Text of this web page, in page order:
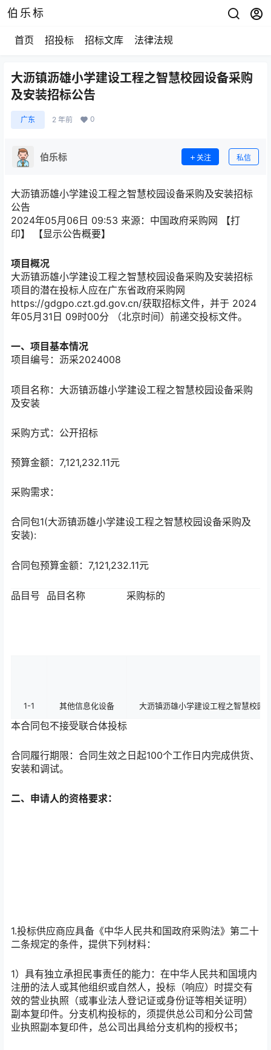
伯乐标
首页 招投标 招标文库 法律法规
大沥镇沥雄小学建设工程之智慧校园设备采购
及安装招标公告
广东 2 年前 0
伯乐标 关注 私信
大沥镇沥雄小学建设工程之智慧校园设备采购及安装招标
公告
2024年05月06日 09:53 来源： 中国政府采购网 【打
印】 【显示公告概要】
项目概况
大沥镇沥雄小学建设工程之智慧校园设备采购及安装招标
项目的潜在投标人应在广东省政府采购网
https://gdgpo.czt.gd.gov.cn/获取招标文件，并于 2024
年05月31日 09时00分
（北京时间）前递交投标文件。
一、项目基本情况
项目编号：沥采2024008
项目名称：大沥镇沥雄小学建设工程之智慧校园设备采购
及安装
采购方式：公开招标
预算金额：7,121,232.11元
采购需求：
合同包1(大沥镇沥雄小学建设工程之智慧校园设备采购及
安装):
合同包预算金额： 7,121,232.11元
品目号 品目名称 采购标的
1-1 其他信息化设备 大沥镇沥雄小学建设工程之智慧校园
本合同包不接受联合体投标
合同履行期限： 合同生效之日起100个工作日内完成供货、
安装和调试。
二、申请人的资格要求：
1.投标供应商应具备《中华人民共和国政府采购法》第二十
二条规定的条件，提供下列材料：
1）具有独立承担民事责任的能力：在中华人民共和国境内
注册的法人或其他组织或自然人，投标（响应）时提交有
效的营业执照（或事业法人登记证或身份证等相关证明）
副本复印件。分支机构投标的，须提供总公司和分公司营
业执照副本复印件，总公司出具给分支机构的授权书；